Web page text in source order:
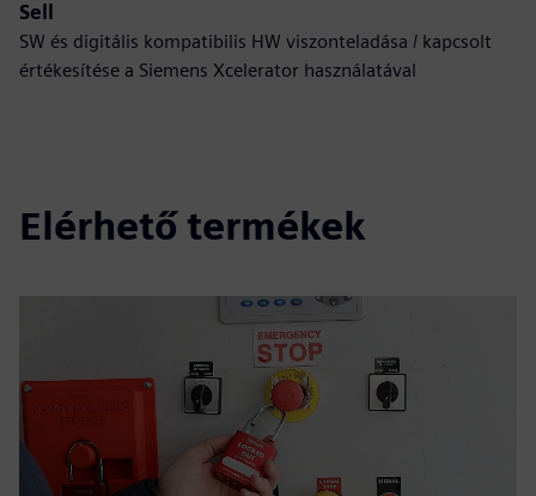
Sell
SW és digitális kompatibilis HW viszonteladása / kapcsolt
értékesítése a Siemens Xcelerator használatával
Elérhető termékek